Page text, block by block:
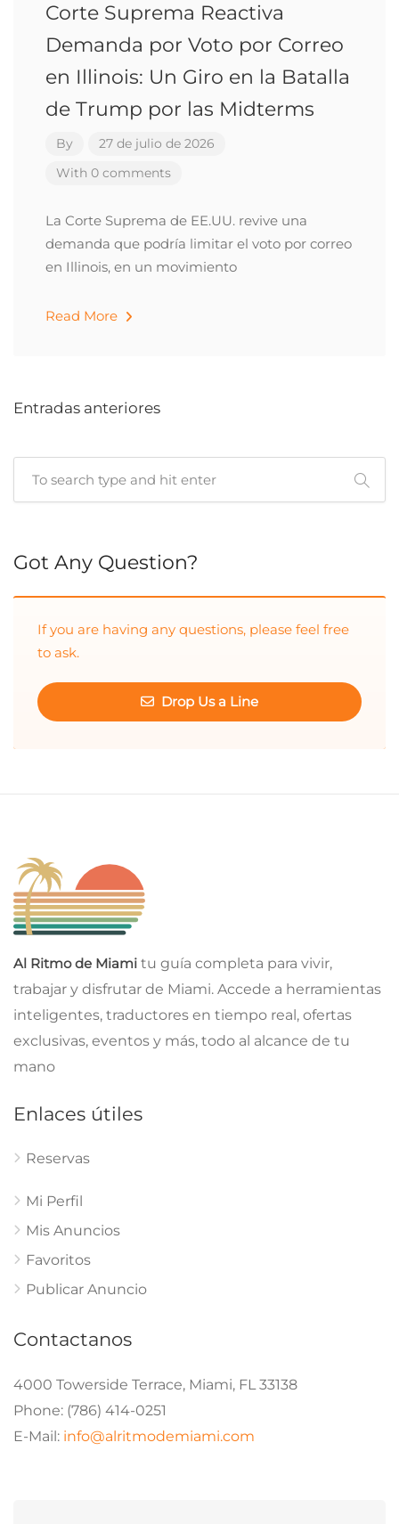
Corte Suprema Reactiva
Demanda por Voto por Correo
en Illinois: Un Giro en la Batalla
de Trump por las Midterms
By
27 de julio de 2026
With 0 comments
La Corte Suprema de EE.UU. revive una
demanda que podría limitar el voto por correo
en Illinois, en un movimiento
Read More
Entradas anteriores
Got Any Question?
If you are having any questions, please feel free
to ask.
Drop Us a Line
Al Ritmo de Miami tu guía completa para vivir,
trabajar y disfrutar de Miami. Accede a herramientas
inteligentes, traductores en tiempo real, ofertas
exclusivas, eventos y más, todo al alcance de tu
mano
Enlaces útiles
Reservas
Mi Perfil
Mis Anuncios
Favoritos
Publicar Anuncio
Contactanos
4000 Towerside Terrace, Miami, FL 33138
Phone: (786) 414-0251
E-Mail: info@alritmodemiami.com